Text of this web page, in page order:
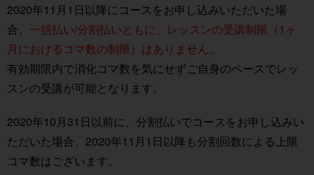
2020年11月1日以降にコースをお申し込みいただいた場
合、 一括払い/分割払いともに、レッスンの受講制限（1ヶ
月におけるコマ数の制限）はありません。
有効期限内で消化コマ数を気にせずご自身のペースでレッ
スンの受講が可能となります。
2020年10月31日以前に、分割払いでコースをお申し込みい
ただいた場合、2020年11月1日以降も分割回数による上限
コマ数はございます。